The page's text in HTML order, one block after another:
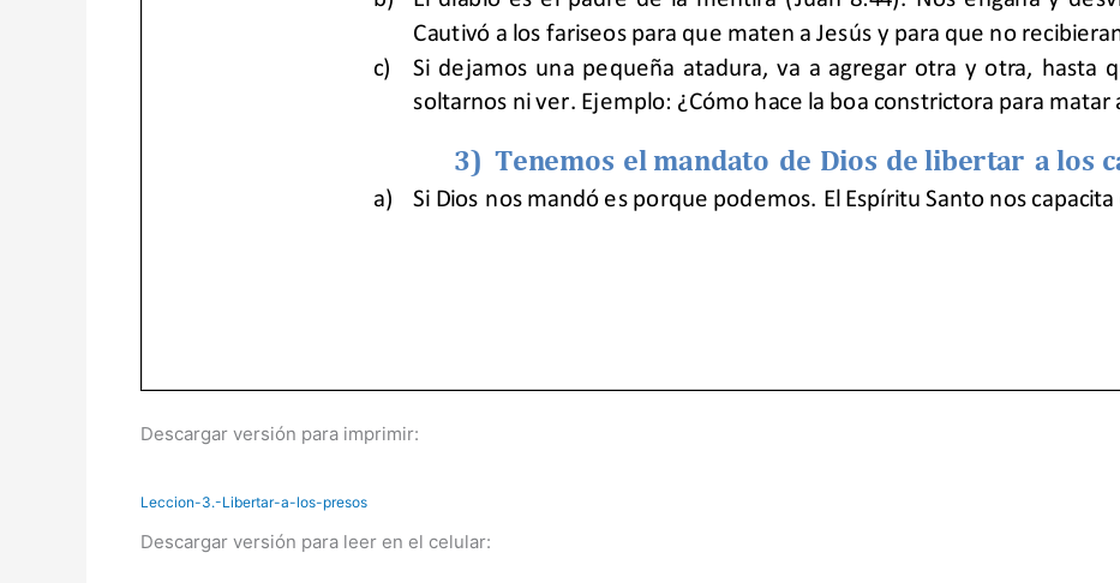
Descargar versión para imprimir:
Leccion-3.-Libertar-a-los-presos
Descargar versión para leer en el celular: